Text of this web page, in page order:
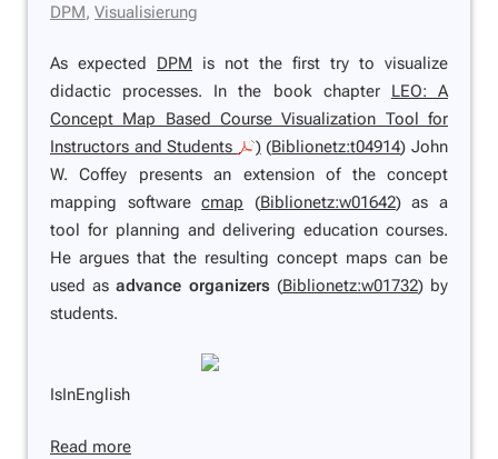
DPM, Visualisierung
As expected DPM is not the first try to visualize
didactic processes. In the book chapter LEO: A
Concept Map Based Course Visualization Tool for
Instructors and Students
)(Biblionetz:t04914) John
W. Coffey presents an extension of the concept
mapping softwarecmap (Biblionetz:w01642) as a
tool for planning and delivering education courses.
He argues that the resulting concept maps can be
used asadvance organizers(Biblionetz:w01732) by
students.
IsInEnglish
Read more